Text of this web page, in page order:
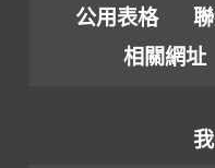
公用表格
相關網址